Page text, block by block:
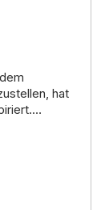
hat
Sie